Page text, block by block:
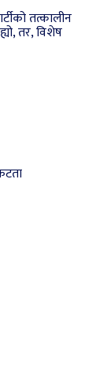
तत्कालीन
तर, विशेष